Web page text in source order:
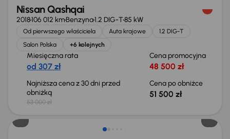
Nissan Qashqai
2018106 012 kmBenzyna1.2 DIG-T85 kW
Od pierwszego właściciela Auta krajowe
1.2 DIG-T
Salon Polska
+6 kolejnych
Miesięczna rata
od 307 zł
Cena promocyjna
48 500 zł
Najniższa cena z 30 dni przed
obniżką
53 000 zł
Cena po obniżce
51 500 zł
Taniej o 1 000 zł